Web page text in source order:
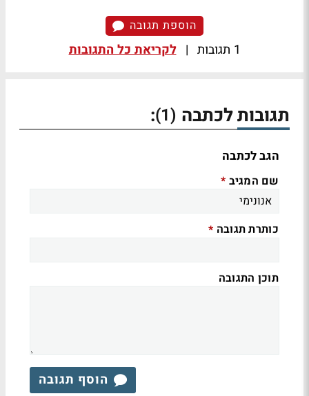
הוספת תגובה
1 תגובות | לקריאת כל התגובות
תגובות לכתבה (1)
:
הגב לכתבה
שם המגיב *
כותרת תגובה *
תוכן התגובה
הוסף תגובה